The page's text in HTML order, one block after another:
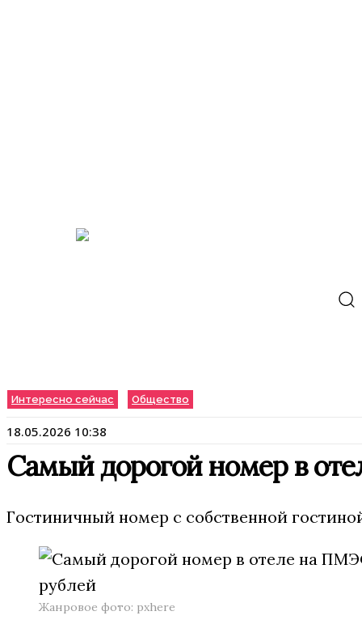
Интересно сейчас Общество
18.05.2026 10:38
Самый дорогой номер в
Гостиничный номер с собственной
Жанровое фото: pxhere